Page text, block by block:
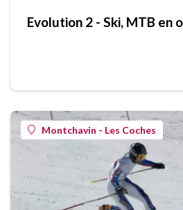
Evolution 2 - Ski, MTB en
Montchavin - Les Coches